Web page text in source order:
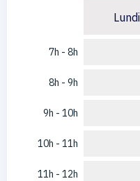
7h - 8h
8h - 9h
9h - 10h
10h - 11h
11h - 12h
Lundi